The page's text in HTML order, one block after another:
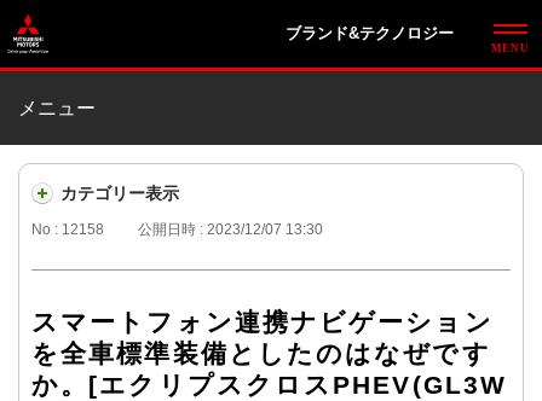
ブランド&テクノロジー
メニュー
カテゴリー表示
No : 12158 公開日時 : 2023/12/07 13:30
スマートフォン連携ナビゲーション
を全車標準装備としたのはなぜです
か。[エクリプスクロスPHEV(GL3W